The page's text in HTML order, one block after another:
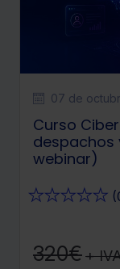
07 de
Curso
despachos
webinar)
★★★★★
320€+